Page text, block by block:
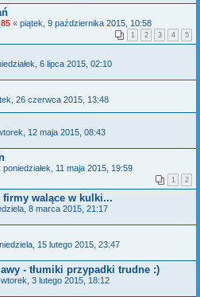
« piątek, 9 października 2015, 10:58
1 2 3 4 5
6 lipca 2015, 02:10
26 czerwca 2015, 13:48
12 maja 2015, 08:43
poniedziałek, 11 maja 2015, 19:59
1 2
walące w kulki...
8 marca 2015, 21:17
niedziela, 15 lutego 2015, 23:47
- tłumiki przypadki trudne :)
wtorek, 3 lutego 2015, 18:12